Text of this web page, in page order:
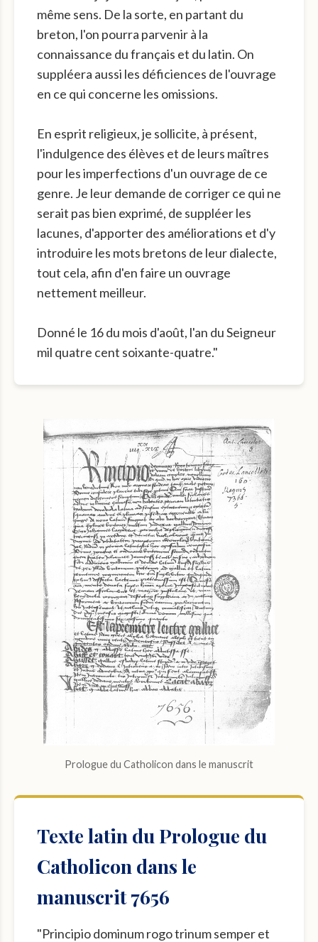
même sens. De la sorte, en partant du
breton, l'on pourra parvenir à la
connaissance du français et du latin. On
suppléera aussi les déficiences de l'ouvrage
en ce qui concerne les omissions.
En esprit religieux, je sollicite, à présent,
l'indulgence des élèves et de leurs maîtres
pour les imperfections d'un ouvrage de ce
genre. Je leur demande de corriger ce qui ne
serait pas bien exprimé, de suppléer les
lacunes, d'apporter des améliorations et d'y
introduire les mots bretons de leur dialecte,
tout cela, afin d'en faire un ouvrage
nettement meilleur.
Donné le 16 du mois d'août, l'an du Seigneur
mil quatre cent soixante-quatre."
Prologue du Catholicon dans le manuscrit
Texte latin du Prologue du
Catholicon dans le
manuscrit 7656
"Principio dominum rogo trinum semper et